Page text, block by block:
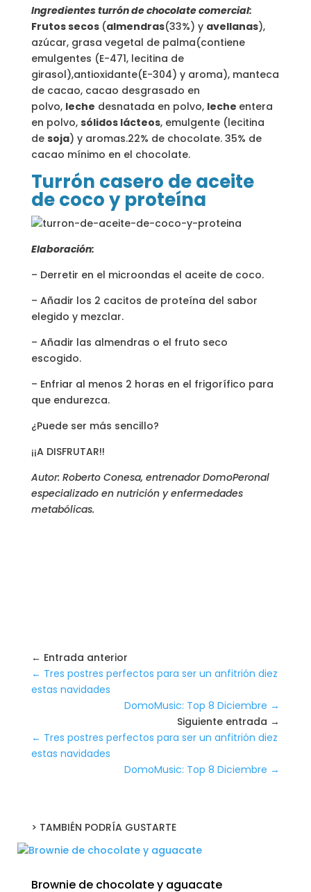
Ingredientes turrón de chocolate comercial:
Frutos secos (almendras(33%) y avellanas),
azúcar, grasa vegetal de palma(contiene
emulgentes (E-471, lecitina de
girasol),antioxidante(E-304) y aroma), manteca
de cacao, cacao desgrasado en
polvo, leche desnatada en polvo, leche entera
en polvo, sólidos lácteos, emulgente (lecitina
de soja) y aromas.22% de chocolate. 35% de
cacao mínimo en el chocolate.
Turrón casero de aceite
de coco y proteína
Elaboración:
– Derretir en el microondas el aceite de coco.
– Añadir los 2 cacitos de proteína del sabor
elegido y mezclar.
– Añadir las almendras o el fruto seco
escogido.
– Enfriar al menos 2 horas en el frigorífico para
que endurezca.
¿Puede ser más sencillo?
¡¡A DISFRUTAR!!
Autor: Roberto Conesa, entrenador DomoPeronal
especializado en nutrición y enfermedades
metabólicas.
← Entrada anterior
← Tres postres perfectos para ser un anfitrión diez
estas navidades
DomoMusic: Top 8 Diciembre →
Siguiente entrada →
← Tres postres perfectos para ser un anfitrión diez
estas navidades
DomoMusic: Top 8 Diciembre →
> TAMBIÉN PODRÍA GUSTARTE
Brownie de chocolate y aguacate